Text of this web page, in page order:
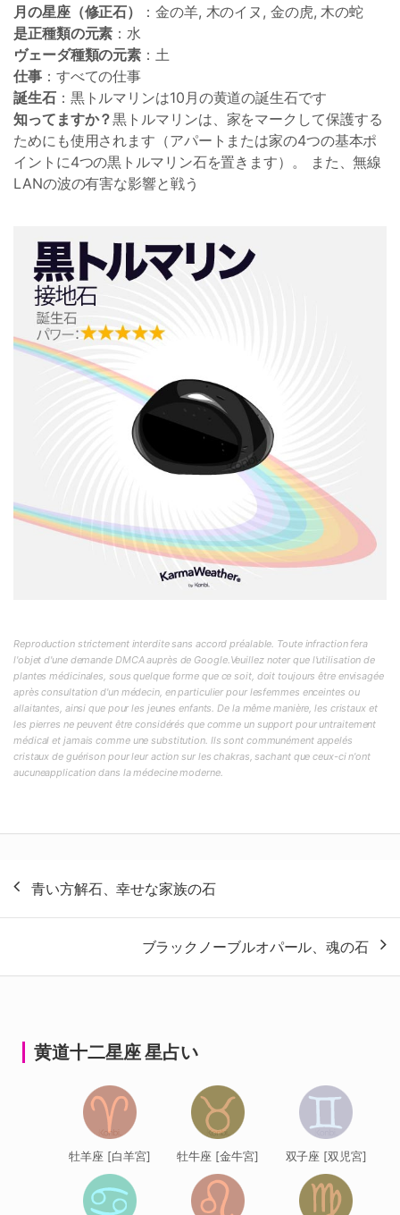
月の星座（修正石）
：金の羊, 木のイヌ, 金の虎, 木の蛇
是正種類の元素 ：水
ヴェーダ種類の元素 ：土
仕事：すべての仕事
誕生石：黒トルマリンは10月の黄道の誕生石です
知ってますか？黒トルマリンは、家をマークして保護する
ためにも使用されます（アパートまたは家の4つの基本ポ
イントに4つの黒トルマリン石を置きます）。 また、無線
LANの波の有害な影響と戦う
Reproduction strictement interdite sans accord préalable. Toute infraction fera
l'objet d'une demande DMCA auprès de Google.Veuillez noter que l'utilisation de
plantes médicinales, sous quelque forme que ce soit, doit toujours être envisagée
après consultation d'un médecin, en particulier pour lesfemmes enceintes ou
allaitantes, ainsi que pour les jeunes enfants. De la même manière, les cristaux et
les pierres ne peuvent être considérés que comme un support pour untraitement
médical et jamais comme une substitution. Ils sont communément appelés
cristaux de guérison pour leur action sur les chakras, sachant que ceux-ci n'ont
aucuneapplication dans la médecine moderne.
稿
ナ
ゲ
青い方解石、幸せな家族の石
ブラックノーブルオパール、魂の石
黄道十二星座 星占い
牡羊座 [白羊宮] 牡牛座 [金牛宮] 双子座 [双児宮]